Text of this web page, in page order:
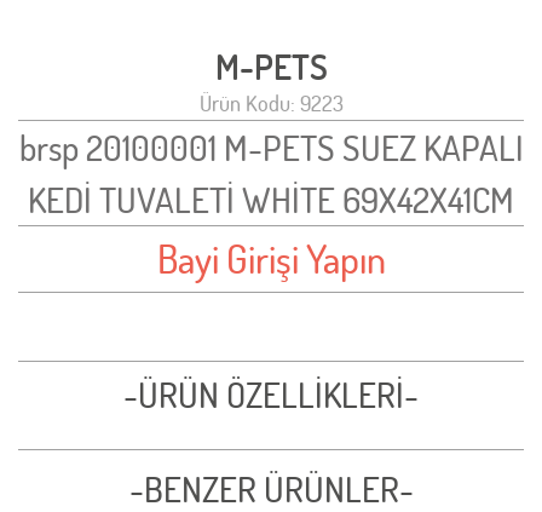
M-PETS
Ürün Kodu: 9223
brsp 20100001 M-PETS SUEZ KAPALI
KEDİ TUVALETİ WHİTE 69X42X41CM
Bayi Girişi Yapın
-ÜRÜN ÖZELLİKLERİ-
-BENZER ÜRÜNLER-